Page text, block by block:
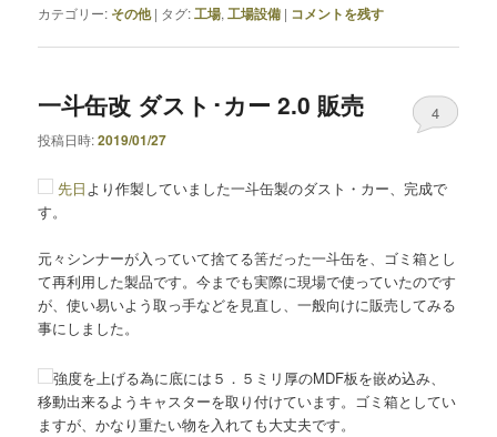
カテゴリー: その他 | タグ:工場,工場設備 | コメントを残す
一斗缶改 ダスト･カー 2.0 販売
投稿日時:2019/01/27
4
先日より作製していました一斗缶製のダスト・カー、完成で
す。
元々シンナーが入っていて捨てる筈だった一斗缶を、ゴミ箱とし
て再利用した製品です。今までも実際に現場で使っていたのです
が、使い易いよう取っ手などを見直し、一般向けに販売してみる
事にしました。
強度を上げる為に底には５．５ミリ厚のMDF板を嵌め込み、
移動出来るようキャスターを取り付けています。ゴミ箱としてい
ますが、かなり重たい物を入れても大丈夫です。